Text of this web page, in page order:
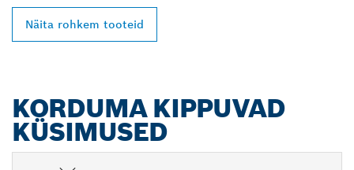
Näita rohkem tooteid
KORDUMA KIPPUVAD
KÜSIMUSED